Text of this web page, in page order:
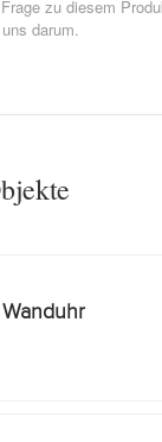
zu diesem
darum.